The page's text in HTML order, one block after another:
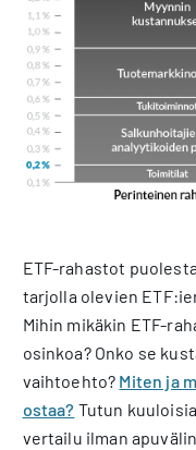
ETF-rahastot
tarjolla olevien
Mihin mikäkin ETF-
osinkoa? Onko se
vaihtoehto? Miten ja
ostaa? Tutun
vertailu ilman